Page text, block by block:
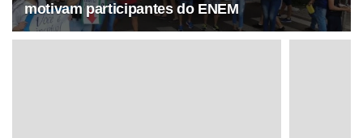
motivam participantes do ENEM